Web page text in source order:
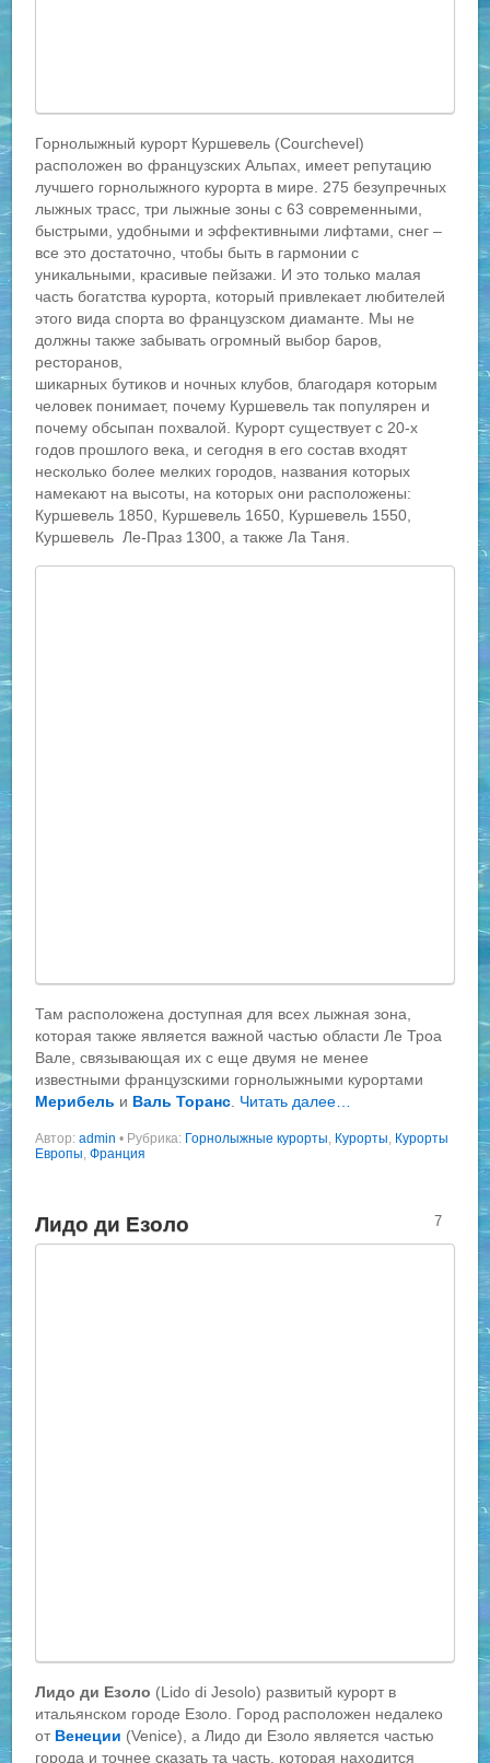
Горнолыжный курорт Куршевель (Courchevel)
расположен во французских Альпах, имеет репутацию
лучшего горнолыжного курорта в мире. 275 безупречных
лыжных трасс, три лыжные зоны с 63 современными,
быстрыми, удобными и эффективными лифтами, снег –
все это достаточно, чтобы быть в гармонии с
уникальными, красивые пейзажи. И это только малая
часть богатства курорта, который привлекает любителей
этого вида спорта во французском диаманте. Мы не
должны также забывать огромный выбор баров,
ресторанов,
шикарных бутиков и ночных клубов, благодаря которым
человек понимает, почему Куршевель так популярен и
почему обсыпан похвалой. Курорт существует с 20-х
годов прошлого века, и сегодня в его состав входят
несколько более мелких городов, названия которых
намекают на высоты, на которых они расположены:
Куршевель 1850, Куршевель 1650, Куршевель 1550,
Куршевель Ле-Праз 1300, а также Ла Таня.
Там расположена доступная для всех лыжная зона,
которая также является важной частью области Ле Троа
Вале, связывающая их с еще двумя не менее
известными французскими горнолыжными курортами
Мерибель и Валь Торанс Читать далее…
Автор:admin • Рубрика: Горнолыжные курорты, Курорты, Курорты
Европы,Франция
Лидо ди Езоло
Лидо ди Езоло (Lido di Jesolo) развитый курорт в
итальянском городе Езоло. Город расположен недалеко
от Венеции (Venice), а Лидо ди Езоло является частью
города и точнее сказать та часть, которая находится
7